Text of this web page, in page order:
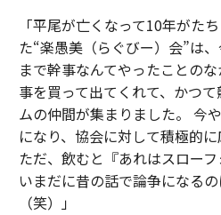
「平尾が亡くなって10年がた
た“楽愚美（らぐびー）会”は
まで幹事なんてやったことの
事を買って出てくれて、かつ
ムの仲間が集まりました。 今
になり、協会に対して積極的に
ただ、飲むと『あれはスローフ
いまだに昔の話で論争になる
（笑）」